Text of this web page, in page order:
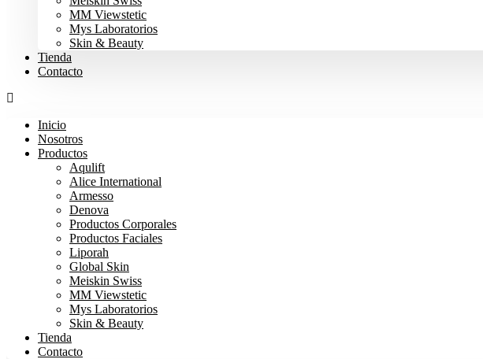
MM Viewstetic
Mys Laboratorios
Skin & Beauty
Tienda
Contacto
Inicio
Nosotros
Productos
Aqulift
Alice International
Armesso
Denova
Productos Corporales
Productos Faciales
Liporah
Global Skin
Meiskin Swiss
MM Viewstetic
Mys Laboratorios
Skin & Beauty
Tienda
Contacto